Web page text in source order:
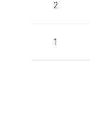
2
1